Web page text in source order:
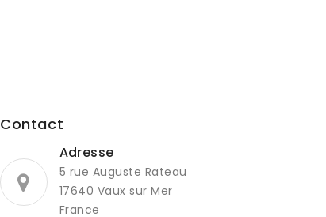
Contact
Adresse
5 rue Auguste Rateau
17640 Vaux sur Mer
France